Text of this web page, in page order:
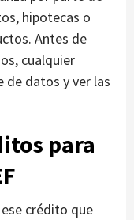
hipotecas o
Antes de
cualquier
de datos y ver las
para
crédito que